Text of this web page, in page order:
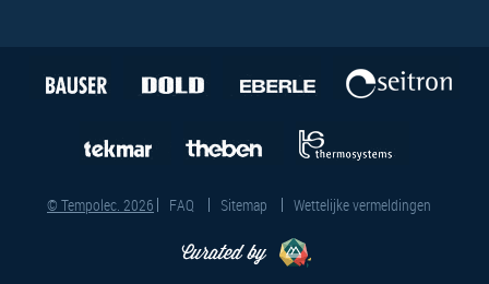
© Tempolec. 2026 FAQ Sitemap Wettelijke vermeldingen